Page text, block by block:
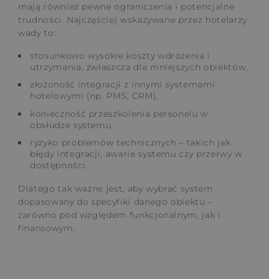
mają również pewne ograniczenia i potencjalne
trudności. Najczęściej wskazywane przez hotelarzy
wady to:
stosunkowo wysokie koszty wdrożenia i
utrzymania, zwłaszcza dla mniejszych obiektów,
złożoność integracji z innymi systemami
hotelowymi (np. PMS, CRM),
konieczność przeszkolenia personelu w
obsłudze systemu,
ryzyko problemów technicznych – takich jak
błędy integracji, awarie systemu czy przerwy w
dostępności.
Dlatego tak ważne jest, aby wybrać system
dopasowany do specyfiki danego obiektu –
zarówno pod względem funkcjonalnym, jak i
finansowym.